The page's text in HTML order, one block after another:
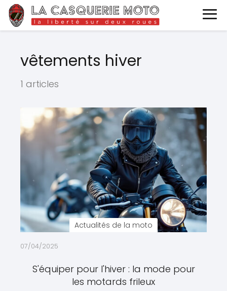
vêtements hiver
1 articles
Actualités de la moto
07/04/2025
S'équiper pour l'hiver : la mode pour
les motards frileux